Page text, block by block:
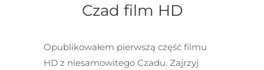
Czad film HD
Opublikowałem pierwszą część filmu
HD z niesamowitego Czadu. Zajrzyj